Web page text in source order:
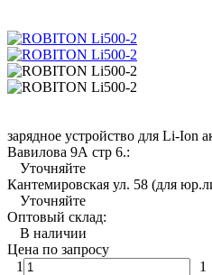
зарядное устройство для Li-Ion
Вавилова 9А стр 6.:
Уточняйте
Кантемировская ул. 58 (для
Уточняйте
Оптовый склад:
В наличии
Цена по запросу
1
1